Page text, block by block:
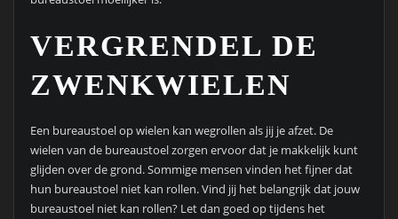
VERGRENDEL DE
ZWENKWIELEN
Een bureaustoel op wielen kan wegrollen als jij je afzet. De
wielen van de bureaustoel zorgen ervoor dat je makkelijk kunt
glijden over de grond. Sommige mensen vinden het fijner dat
hun bureaustoel niet kan rollen. Vind jij het belangrijk dat jouw
bureaustoel niet kan rollen? Let dan goed op tijdens het